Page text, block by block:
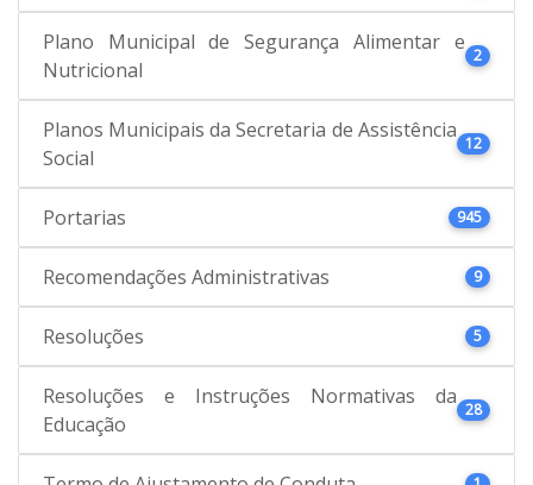
Plano Municipal de Segurança Alimentar e
Nutricional
2
Planos Municipais da Secretaria de Assistência
Social
12
Portarias 945
Recomendações Administrativas 9
Resoluções 5
Resoluções e Instruções Normativas da
Educação
28